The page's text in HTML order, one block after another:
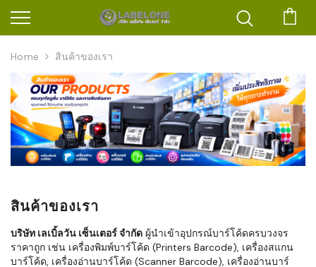
Home สินค้าของเรา
สินค้าของเรา
บริษัท เลเบิ้ลวัน เซ็นเตอร์ จำกัด ผู้นำเข้าอุปกรณ์บาร์โค้ดครบวงจร
ราคาถูก เช่น เครื่องพิมพ์บาร์โค้ด (Printers Barcode), เครื่องสแกน
บาร์โค้ด, เครื่องอ่านบาร์โค้ด (Scanner Barcode), เครื่องอ่านบาร์